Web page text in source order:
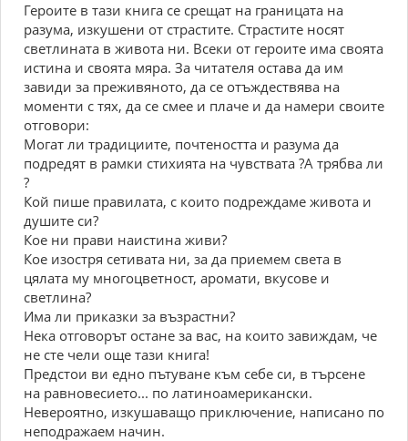
Героите в тази книга се срещат на границата на
разума, изкушени от страстите. Страстите носят
светлината в живота ни. Всеки от героите има своята
истина и своята мяра. За читателя остава да им
завиди за преживяното, да се отъждествява на
моменти с тях, да се смее и плаче и да намери своите
отговори:
Могат ли традициите, почтеността и разума да
подредят в рамки стихията на чувствата ?А трябва ли
?
Кой пише правилата, с които подреждаме живота и
душите си?
Кое ни прави наистина живи?
Кое изостря сетивата ни, за да приемем света в
цялата му многоцветност, аромати, вкусове и
светлина?
Има ли приказки за възрастни?
Нека отговорът остане за вас, на които завиждам, че
не сте чели още тази книга!
Предстои ви едно пътуване към себе си, в търсене
на равновесието... по латиноамерикански.
Невероятно, изкушаващо приключение, написано по
неподражаем начин.